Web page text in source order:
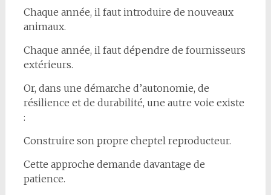
Chaque année, il faut introduire de nouveaux
animaux.
Chaque année, il faut dépendre de fournisseurs
extérieurs.
Or, dans une démarche d’autonomie, de
résilience et de durabilité, une autre voie existe
:
Construire son propre cheptel reproducteur.
Cette approche demande davantage de
patience.